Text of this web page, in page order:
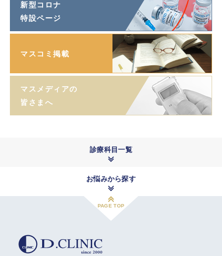
新型コロナ
特設ページ
マスコミ掲載
マスメディアの
皆さまへ
診療科目一覧
お悩みから探す
PAGE TOP